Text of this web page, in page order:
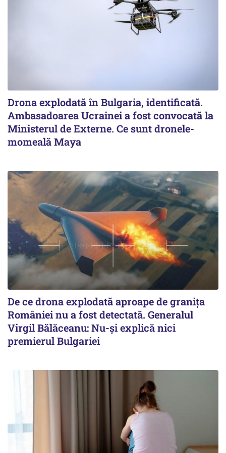
Drona explodată în Bulgaria, identificată.
Ambasadoarea Ucrainei a fost convocată la
Ministerul de Externe. Ce sunt dronele-
momeală Maya
De ce drona explodată aproape de granița
României nu a fost detectată. Generalul
Virgil Bălăceanu: Nu-și explică nici
premierul Bulgariei